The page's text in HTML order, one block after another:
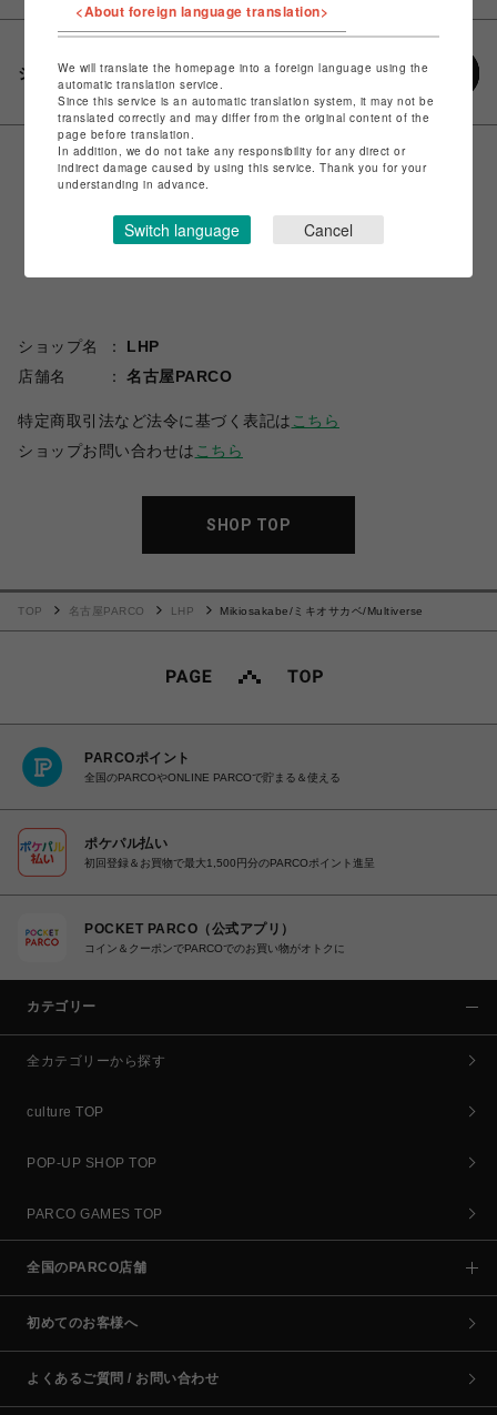
シェアする
ショップ名
LHP
店舗名
名古屋PARCO
特定商取引法など法令に基づく表記は こちら
ショップお問い合わせは こちら
SHOP TOP
TOP 名古屋PARCO LHP Mikiosakabe/ミキオサカベ/Multiverse
PARCOポイント
全国のPARCOやONLINE PARCOで貯まる＆使える
ポケパル払い
初回登録＆お買物で最大1,500円分のPARCOポイント進呈
POCKET PARCO（公式アプリ）
コイン＆クーポンでPARCOでのお買い物がオトクに
カテゴリー
全カテゴリーから探す
culture TOP
POP-UP SHOP TOP
PARCO GAMES TOP
全国のPARCO店舗
初めてのお客様へ
よくあるご質問 / お問い合わせ
<About foreign language translation>
We will translate the homepage into a foreign language using the
automatic translation service.
Since this service is an automatic translation system, it may not be
translated correctly and may differ from the original content of the
page before translation.
In addition, we do not take any responsibility for any direct or
indirect damage caused by using this service. Thank you for your
understanding in advance.
Switch language Cancel